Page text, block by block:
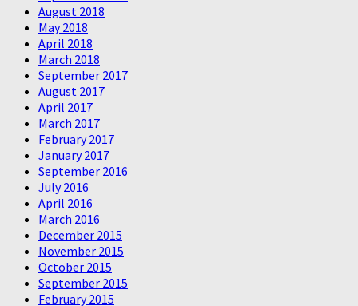
August 2018
May 2018
April 2018
March 2018
September 2017
August 2017
April 2017
March 2017
February 2017
January 2017
September 2016
July 2016
April 2016
March 2016
December 2015
November 2015
October 2015
September 2015
February 2015